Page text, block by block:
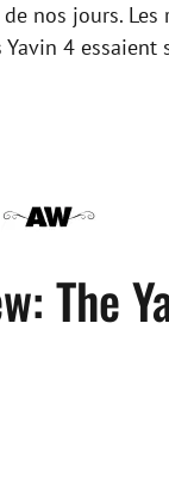
nos jours.
4
The